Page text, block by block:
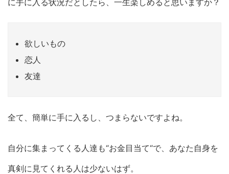
欲しいもの
恋人
友達
全て、簡単に手に入るし、つまらないですよね。
自分に集まってくる人達も“お金目当て“で、あなた自身を
真剣に見てくれる人は少ないはず。